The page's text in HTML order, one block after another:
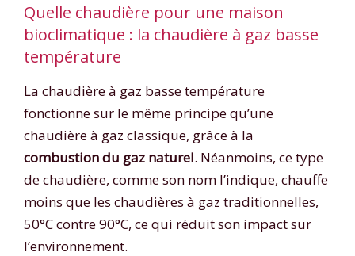
Quelle chaudière pour une maison
bioclimatique : la chaudière à gaz basse
température
La chaudière à gaz basse température
fonctionne sur le même principe qu’une
chaudière à gaz classique, grâce à la
combustion du gaz naturel. Néanmoins, ce type
de chaudière, comme son nom l’indique, chauffe
moins que les chaudières à gaz traditionnelles,
50°C contre 90°C, ce qui réduit son impact sur
l’environnement.